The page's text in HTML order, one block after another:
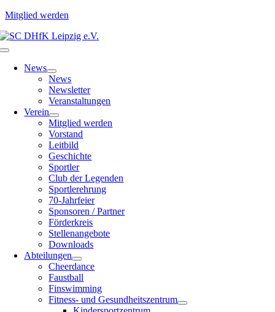
Mitglied werden
Zum
Inhalt
Toggle
NavigationNews
News
Newsletter
Veranstaltungen
Verein
Mitglied werden
Vorstand
Leitbild
Geschichte
Sportler
Club der Legenden
Sportlerehrung
70-Jahrfeier
Sponsoren / Partner
Förderkreis
Stellenangebote
Downloads
Abteilungen
Cheerdance
Faustball
Finswimming
Fitness- und Gesundheitszentrum